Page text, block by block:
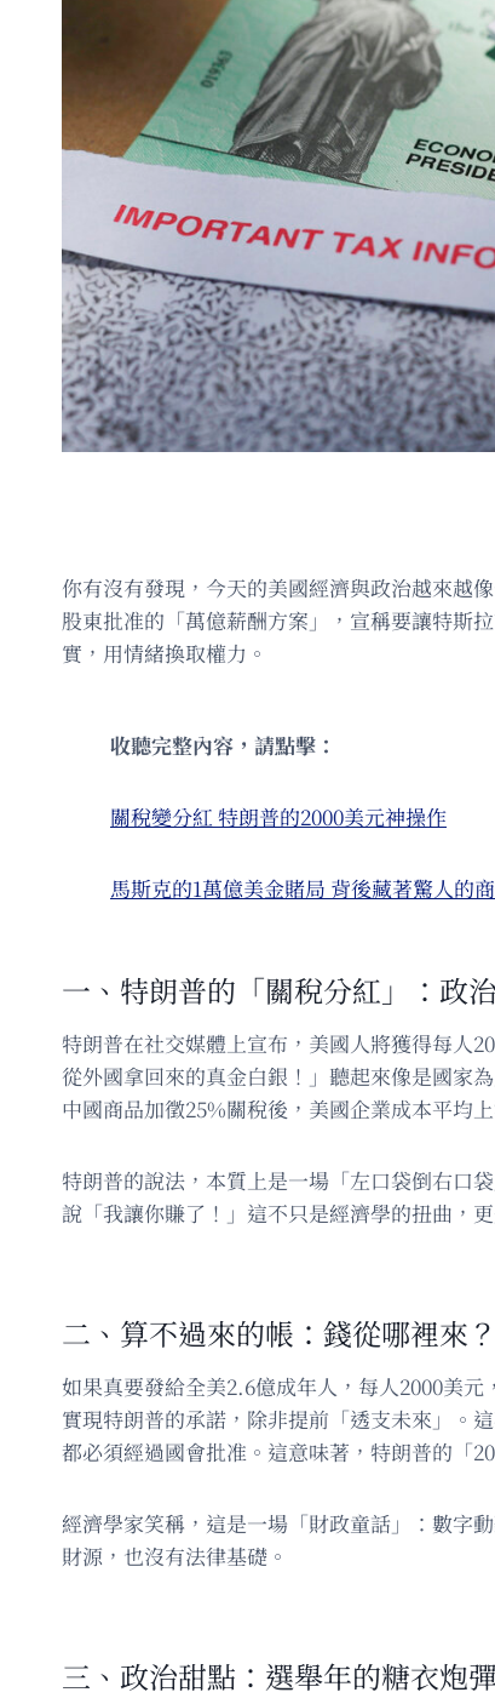
你有沒有發現，今天的美國經濟與政治越來越
股東批准的「萬億薪酬方案」，宣稱要讓特斯
實，用情緒換取權力。
收聽完整內容，請點擊：
關稅變分紅 特朗普的2000美元神操作
馬斯克的1萬億美金賭局 背後藏著驚人的
一、特朗普的「關稅分紅」：政
特朗普在社交媒體上宣布，美國人將獲得每人
從外國拿回來的真金白銀！」聽起來像是國家
中國商品加徵25%關稅後，美國企業成本平均
特朗普的說法，本質上是一場「左口袋倒右口
說「我讓你賺了！」這不只是經濟學的扭曲，
二、算不過來的帳：錢從哪裡來？
如果真要發給全美2.6億成年人，每人2000美
實現特朗普的承諾，除非提前「透支未來」。
都必須經過國會批准。這意味著，特朗普的「
經濟學家笑稱，這是一場「財政童話」：數字
財源，也沒有法律基礎。
三、政治甜點：選舉年的糖衣炮彈